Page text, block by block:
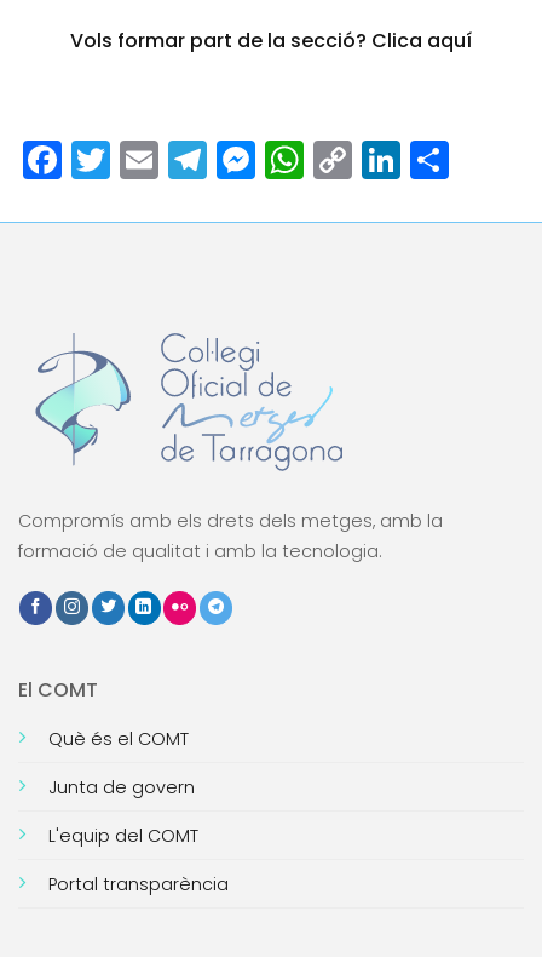
Vols formar part de la secció? Clica aquí
Facebook
Twitter
EmailTelegram
Messenger
WhatsApp
Copy
Compromís amb els drets dels metges, amb la
formació de qualitat i amb la tecnologia.
El COMT
Què és el COMT
Junta de govern
L'equip del COMT
Portal transparència